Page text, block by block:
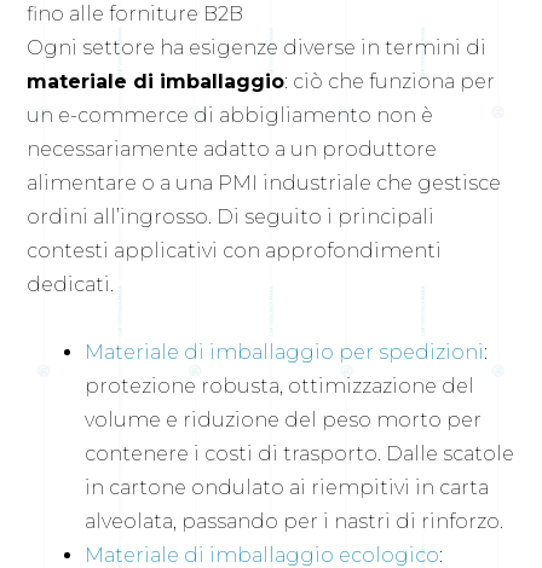
fino alle forniture B2B
Ogni settore ha esigenze diverse in termini di
materiale di imballaggio: ciò che funziona per
un e-commerce di abbigliamento non è
necessariamente adatto a un produttore
alimentare o a una PMI industriale che gestisce
ordini all’ingrosso. Di seguito i principali
contesti applicativi con approfondimenti
dedicati.
Materiale di imballaggio per spedizioni:
protezione robusta, ottimizzazione del
volume e riduzione del peso morto per
contenere i costi di trasporto. Dalle scatole
in cartone ondulato ai riempitivi in carta
alveolata, passando per i nastri di rinforzo.
Materiale di imballaggio ecologico: